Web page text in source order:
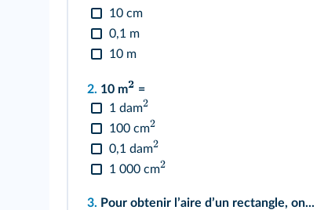
10 cm
0,1 m
10 m
2. 10 m2 =
1 dam2
100 cm2
0,1 dam2
1 000 cm2
3. Pour obtenir lʼaire dʼun rectangle, on...